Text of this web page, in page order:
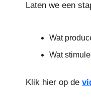
Laten we een
Wat
Wat
Klik hier op de